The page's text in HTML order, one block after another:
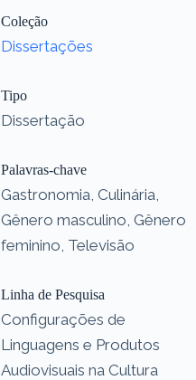
Coleção
Dissertações
Tipo
Dissertação
Palavras-chave
Gastronomia, Culinária,
Gênero masculino, Gênero
feminino, Televisão
Linha de Pesquisa
Configurações de
Linguagens e Produtos
Audiovisuais na Cultura